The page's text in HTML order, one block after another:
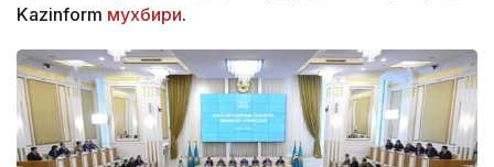
Kazinform мухбири.